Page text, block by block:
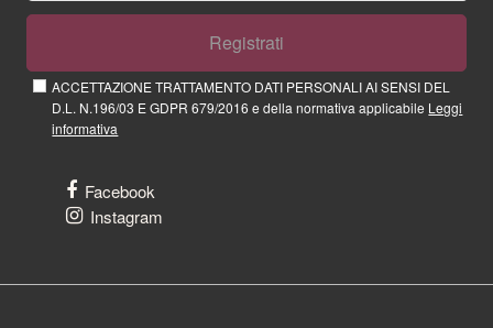
Registrati
ACCETTAZIONE TRATTAMENTO DATI PERSONALI AI SENSI DEL
D.L. N.196/03 E GDPR 679/2016 e della normativa applicabile Leggi
informativa
Facebook
Instagram